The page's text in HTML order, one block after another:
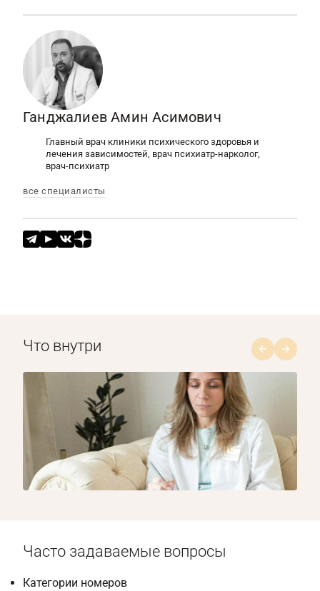
Ганджалиев Амин Асимович
Главный врач клиники психического здоровья и
лечения зависимостей, врач психиатр-нарколог,
врач-психиатр
все специалисты
Что внутри
1/8
Часто задаваемые вопросы
Категории номеров